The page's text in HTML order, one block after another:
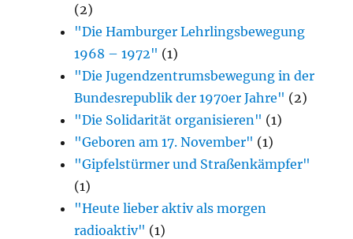
(2)
"Die Hamburger Lehrlingsbewegung
1968 – 1972" (1)
"Die Jugendzentrumsbewegung in der
Bundesrepublik der 1970er Jahre" (2)
"Die Solidarität organisieren" (1)
"Geboren am 17. November" (1)
"Gipfelstürmer und Straßenkämpfer"
(1)
"Heute lieber aktiv als morgen
radioaktiv" (1)